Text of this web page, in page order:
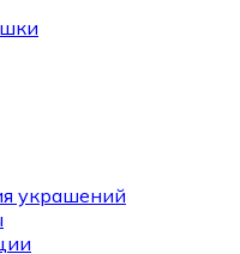
украшений